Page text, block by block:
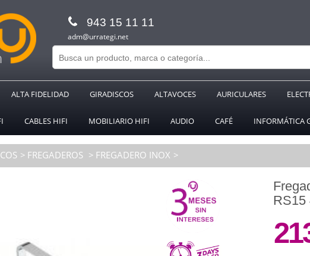
943 15 11 11
adm@urrategi.net
ALTA FIDELIDAD GIRADISCOS ALTAVOCES AURICULARES
CABLES HIFI MOBILIARIO HIFI AUDIO CAFÉ INFORMÁTICA
FREGADEROS FREGADERO INOX
RS15